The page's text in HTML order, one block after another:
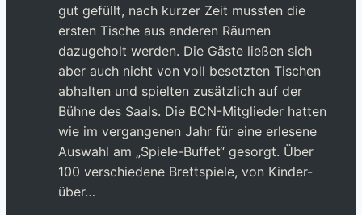
gut gefüllt, nach kurzer Zeit mussten die
ersten Tische aus anderen Räumen
dazugeholt werden. Die Gäste ließen sich
aber auch nicht von voll besetzten Tischen
abhalten und spielten zusätzlich auf der
Bühne des Saals. Die BCN-Mitglieder hatten
wie im vergangenen Jahr für eine erlesene
Auswahl am „Spiele-Buffet“ gesorgt. Über
100 verschiedene Brettspiele, von Kinder-
über…